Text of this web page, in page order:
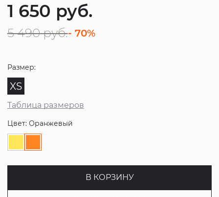
1 650 руб.
5 490 руб.- 70%
Размер:
XS
Таблица размеров
Цвет: Оранжевый
В КОРЗИНУ